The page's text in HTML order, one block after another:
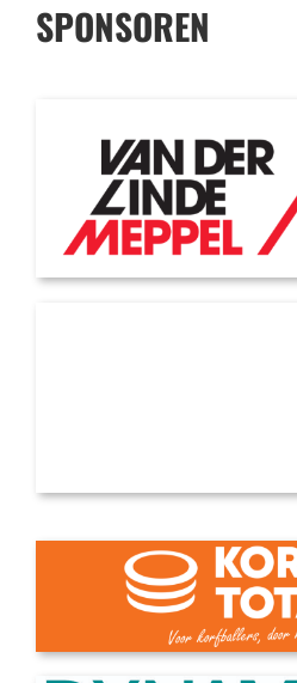
SPONSOREN